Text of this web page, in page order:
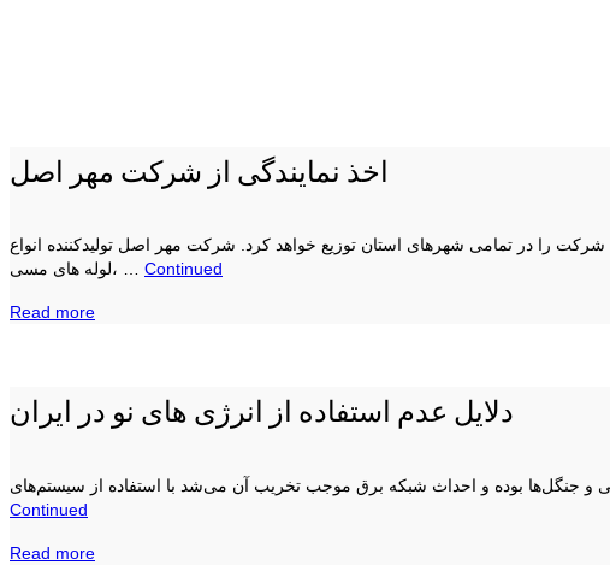
اخذ نمایندگی از شرکت مهر اصل
را در تمامی شهرهای استان توزیع خواهد کرد. شرکت مهر اصل تولیدکننده انواع
لوله های مسی، … Continued
Read more
دلایل عدم استفاده از انرژی های نو در ایران
Continued
Read more